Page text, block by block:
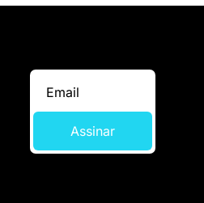
Assinar